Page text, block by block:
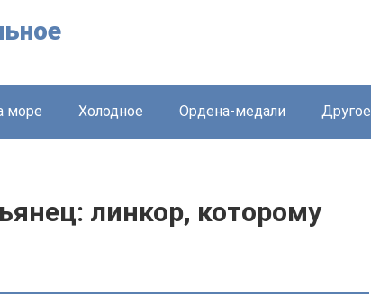
море Холодное Ордена-медали Другое
линкор, которому